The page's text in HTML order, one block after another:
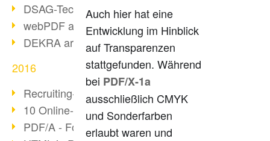
DSAG-TechDays 2017 Rückblick
webPDF auf DSAG-TechDays 2017
DEKRA arbeitet mit webPDF
2016
Recruiting-Prozess mit webPDF
10 Online-Bewerbung-Tipps
PDF/A - Format der Zukunft (4)
Auch hier hat eine
Entwicklung im Hinblick
auf Transparenzen
stattgefunden. Während
bei PDF/X-1a
ausschließlich CMYK
und Sonderfarben
erlaubt waren und